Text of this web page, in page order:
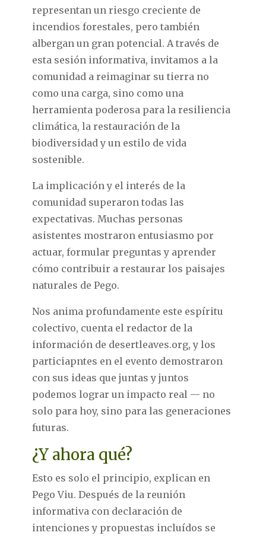
representan un riesgo creciente de
incendios forestales, pero también
albergan un gran potencial. A través de
esta sesión informativa, invitamos a la
comunidad a reimaginar su tierra no
como una carga, sino como una
herramienta poderosa para la resiliencia
climática, la restauración de la
biodiversidad y un estilo de vida
sostenible.
La implicación y el interés de la
comunidad superaron todas las
expectativas. Muchas personas
asistentes mostraron entusiasmo por
actuar, formular preguntas y aprender
cómo contribuir a restaurar los paisajes
naturales de Pego.
Nos anima profundamente este espíritu
colectivo, cuenta el redactor de la
información de desertleaves.org, y los
particiapntes en el evento demostraron
con sus ideas que juntas y juntos
podemos lograr un impacto real — no
solo para hoy, sino para las generaciones
futuras.
¿Y ahora qué?
Esto es solo el principio, explican en
Pego Viu. Después de la reunión
informativa con declaración de
intenciones y propuestas incluídos se